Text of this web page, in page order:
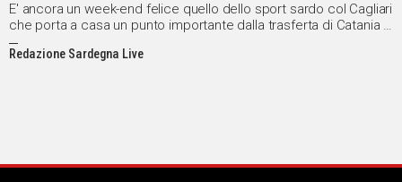
E' ancora un week-end felice quello dello sport sardo col Cagliari
che porta a casa un punto importante dalla trasferta di Catania e
la Dinamo Sassari che, dopo lo stop europeo contro l'Alba
Berlino, fa ancora la voce grossa in campionato sconfiggendo
Redazione Sardegna Live